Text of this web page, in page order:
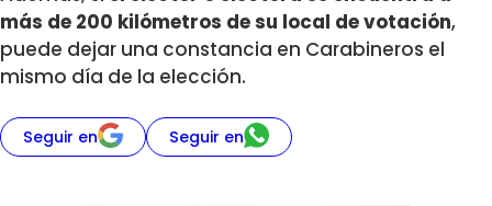
más de 200 kilómetros de su local de votación,
puede dejar una constancia en Carabineros el
mismo día de la elección.
Seguir en Seguir en